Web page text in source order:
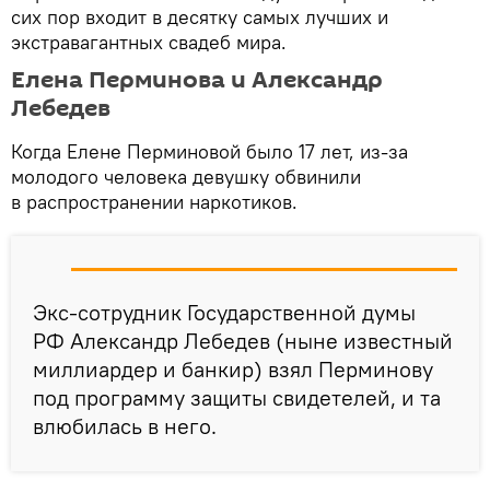
сих пор входит в десятку самых лучших и
экстравагантных свадеб мира.
Елена Перминова и Александр
Лебедев
Когда Елене Перминовой было 17 лет, из-за
молодого человека девушку обвинили
в распространении наркотиков.
Экс-сотрудник Государственной думы
РФ Александр Лебедев (ныне известный
миллиардер и банкир) взял Перминову
под программу защиты свидетелей, и та
влюбилась в него.